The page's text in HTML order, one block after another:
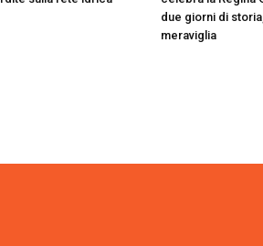
due giorni di
meraviglia